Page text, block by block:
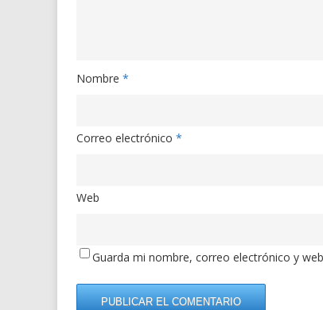
Nombre *
Correo electrónico *
Web
Guarda mi nombre, correo electrónico y